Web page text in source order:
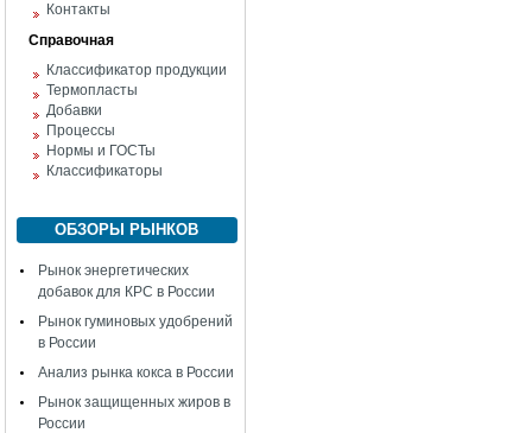
Контакты
Справочная
Классификатор продукции
Термопласты
Добавки
Процессы
Нормы и ГОСТы
Классификаторы
ОБЗОРЫ РЫНКОВ
Рынок энергетических
добавок для КРС в России
Рынок гуминовых удобрений
в России
Анализ рынка кокса в России
Рынок защищенных жиров в
России